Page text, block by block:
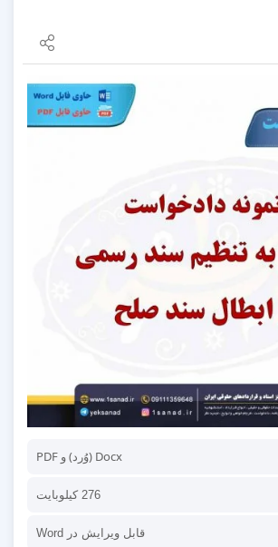
Docx (وُرد) و PDF
276 کیلوبایت
قابل ویرایش در Word